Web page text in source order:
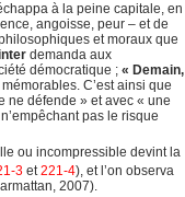
à la peine capitale, en
angoisse, peur – et de
et moraux que
demanda aux
démocratique ; « Demain,
C’est ainsi que
ne défende » et avec « une
pas le risque
ou incompressible devint la
3 et221-4), et l’on observa
2007).